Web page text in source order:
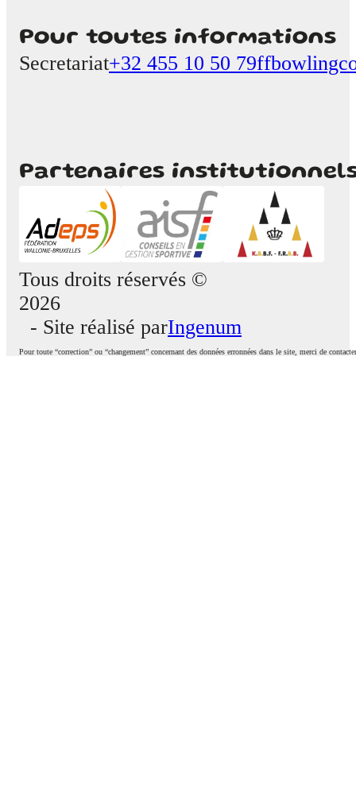
Pour toutes informations
Secretariat+32 455 10 50 79
Partenaires
Tous droits réservés ©
2026
- Site réalisé parIngenum
Pour toute “correction” ou “changement” concernant des données erronnées dans le site, merci de